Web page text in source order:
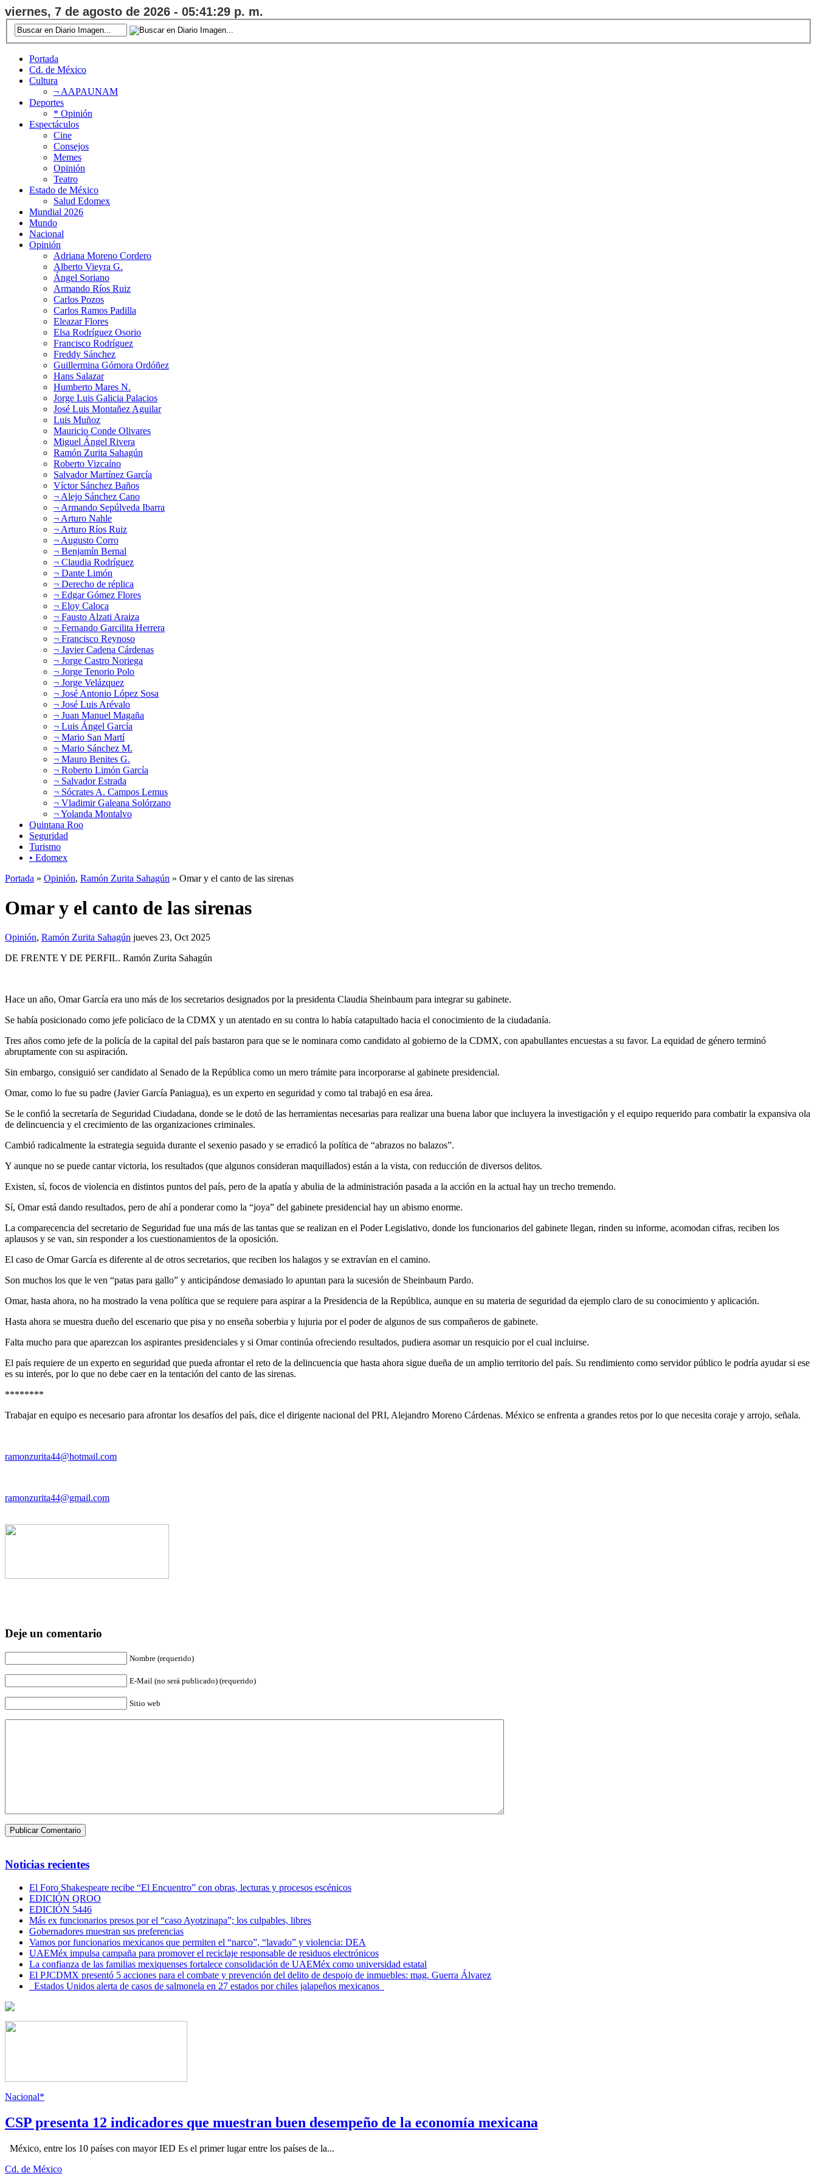
viernes, 7 de agosto de 2026 - 05:41:29 p. m.
Portada
Cd. de México
Cultura
¬ AAPAUNAM
Deportes
* Opinión
Espectáculos
Cine
Consejos
Memes
Opinión
Teatro
Estado de México
Salud Edomex
Mundial 2026
Mundo
Nacional
Opinión
Adriana Moreno Cordero
Alberto Vieyra G.
Ángel Soriano
Armando Ríos Ruiz
Carlos Pozos
Carlos Ramos Padilla
Eleazar Flores
Elsa Rodríguez Osorio
Francisco Rodríguez
Freddy Sánchez
Guillermina Gómora Ordóñez
Hans Salazar
Humberto Mares N.
Jorge Luis Galicia Palacios
José Luis Montañez Aguilar
Luis Muñoz
Mauricio Conde Olivares
Miguel Ángel Rivera
Ramón Zurita Sahagún
Roberto Vizcaíno
Salvador Martínez García
Víctor Sánchez Baños
¬ Alejo Sánchez Cano
¬ Armando Sepúlveda Ibarra
¬ Arturo Nahle
¬ Arturo Ríos Ruiz
¬ Augusto Corro
¬ Benjamín Bernal
¬ Claudia Rodríguez
¬ Dante Limón
¬ Derecho de réplica
¬ Edgar Gómez Flores
¬ Eloy Caloca
¬ Fausto Alzati Araiza
¬ Fernando Garcilita Herrera
¬ Francisco Reynoso
¬ Javier Cadena Cárdenas
¬ Jorge Castro Noriega
¬ Jorge Tenorio Polo
¬ Jorge Velázquez
¬ José Antonio López Sosa
¬ José Luis Arévalo
¬ Juan Manuel Magaña
¬ Luis Ángel García
¬ Mario San Martí
¬ Mario Sánchez M.
¬ Mauro Benites G.
¬ Roberto Limón García
¬ Salvador Estrada
¬ Sócrates A. Campos Lemus
¬ Vladimir Galeana Solórzano
¬ Yolanda Montalvo
Quintana Roo
Seguridad
Turismo
• Edomex
Portada » Opinión, Ramón Zurita Sahagún » Omar y el canto de las sirenas
Omar y el canto de las sirenas
Opinión, Ramón Zurita Sahagún jueves 23, Oct 2025
DE FRENTE Y DE PERFIL. Ramón Zurita Sahagún
Hace un año, Omar García era uno más de los secretarios designados por la presidenta Claudia Sheinbaum para integrar su gabinete.
Se había posicionado como jefe policíaco de la CDMX y un atentado en su contra lo había catapultado hacia el conocimiento de la ciudadanía.
Tres años como jefe de la policía de la capital del país bastaron para que se le nominara como candidato al gobierno de la CDMX, con apabullantes encuestas a su favor. La equidad de género terminó
abruptamente con su aspiración.
Sin embargo, consiguió ser candidato al Senado de la República como un mero trámite para incorporarse al gabinete presidencial.
Omar, como lo fue su padre (Javier García Paniagua), es un experto en seguridad y como tal trabajó en esa área.
Se le confió la secretaría de Seguridad Ciudadana, donde se le dotó de las herramientas necesarias para realizar una buena labor que incluyera la investigación y el equipo requerido para combatir la expansiva ola
de delincuencia y el crecimiento de las organizaciones criminales.
Cambió radicalmente la estrategia seguida durante el sexenio pasado y se erradicó la política de “abrazos no balazos”.
Y aunque no se puede cantar victoria, los resultados (que algunos consideran maquillados) están a la vista, con reducción de diversos delitos.
Existen, sí, focos de violencia en distintos puntos del país, pero de la apatía y abulia de la administración pasada a la acción en la actual hay un trecho tremendo.
Sí, Omar está dando resultados, pero de ahí a ponderar como la “joya” del gabinete presidencial hay un abismo enorme.
La comparecencia del secretario de Seguridad fue una más de las tantas que se realizan en el Poder Legislativo, donde los funcionarios del gabinete llegan, rinden su informe, acomodan cifras, reciben los
aplausos y se van, sin responder a los cuestionamientos de la oposición.
El caso de Omar García es diferente al de otros secretarios, que reciben los halagos y se extravían en el camino.
Son muchos los que le ven “patas para gallo” y anticipándose demasiado lo apuntan para la sucesión de Sheinbaum Pardo.
Omar, hasta ahora, no ha mostrado la vena política que se requiere para aspirar a la Presidencia de la República, aunque en su materia de seguridad da ejemplo claro de su conocimiento y aplicación.
Hasta ahora se muestra dueño del escenario que pisa y no enseña soberbia y lujuria por el poder de algunos de sus compañeros de gabinete.
Falta mucho para que aparezcan los aspirantes presidenciales y si Omar continúa ofreciendo resultados, pudiera asomar un resquicio por el cual incluirse.
El país requiere de un experto en seguridad que pueda afrontar el reto de la delincuencia que hasta ahora sigue dueña de un amplio territorio del país. Su rendimiento como servidor público le podría ayudar si ese
es su interés, por lo que no debe caer en la tentación del canto de las sirenas.
********
Trabajar en equipo es necesario para afrontar los desafíos del país, dice el dirigente nacional del PRI, Alejandro Moreno Cárdenas. México se enfrenta a grandes retos por lo que necesita coraje y arrojo, señala.
ramonzurita44@hotmail.com
ramonzurita44@gmail.com
Deje un comentario
Nombre (requerido)
E-Mail (no será publicado) (requerido)
Sitio web
Noticias recientes
El Foro Shakespeare recibe “El Encuentro” con obras, lecturas y procesos escénicos
EDICIÓN QROO
EDICIÓN 5446
Más ex funcionarios presos por el “caso Ayotzinapa”; los culpables, libres
Gobernadores muestran sus preferencias
Vamos por funcionarios mexicanos que permiten el “narco”, “lavado” y violencia: DEA
UAEMéx impulsa campaña para promover el reciclaje responsable de residuos electrónicos
La confianza de las familias mexiquenses fortalece consolidación de UAEMéx como universidad estatal
El PJCDMX presentó 5 acciones para el combate y prevención del delito de despojo de inmuebles: mag. Guerra Álvarez
Estados Unidos alerta de casos de salmonela en 27 estados por chiles jalapeños mexicanos
Nacional*
CSP presenta 12 indicadores que muestran buen desempeño de la economía mexicana
México, entre los 10 países con mayor IED Es el primer lugar entre los países de la...
Cd. de México